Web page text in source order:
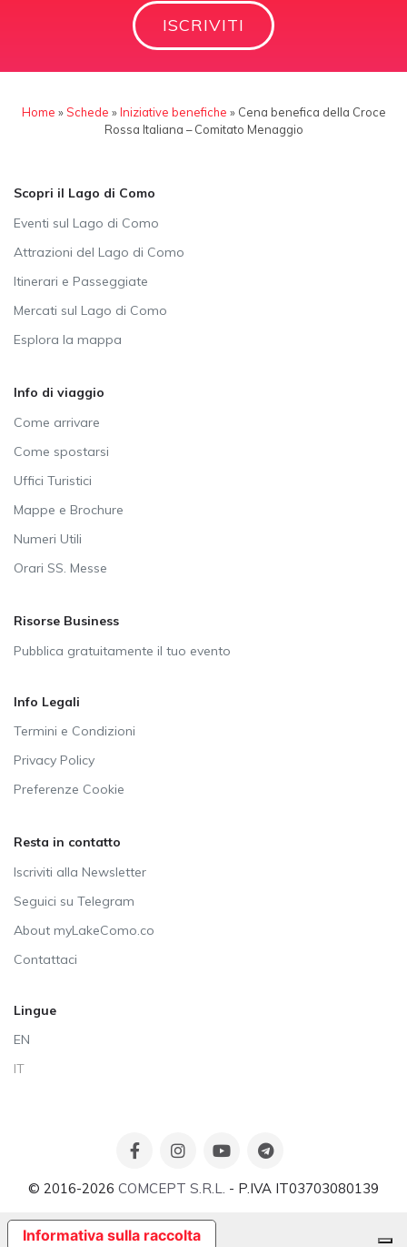
ISCRIVITI
Home »Schede »Iniziative benefiche » Cena benefica della Croce
Rossa Italiana – Comitato Menaggio
Scopri il Lago di Como
Eventi sul Lago di Como
Attrazioni del Lago di Como
Itinerari e Passeggiate
Mercati sul Lago di Como
Esplora la mappa
Info di viaggio
Come arrivare
Come spostarsi
Uffici Turistici
Mappe e Brochure
Numeri Utili
Orari SS. Messe
Risorse Business
Pubblica gratuitamente il tuo evento
Info Legali
Termini e Condizioni
Privacy Policy
Preferenze Cookie
Resta in contatto
Iscriviti alla Newsletter
Seguici su Telegram
About myLakeComo.co
Contattaci
Lingue
EN
IT
© 2016-2026 COMCEPT S.R.L. - P.IVA IT03703080139
Informativa sulla raccolta